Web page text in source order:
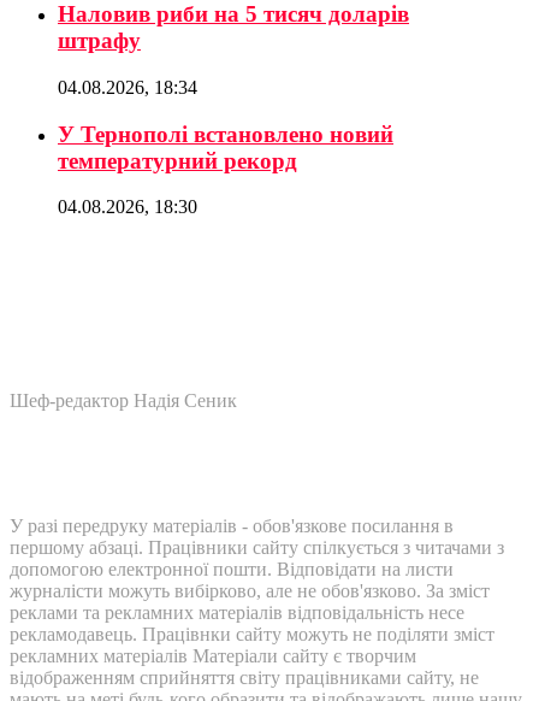
Наловив риби на 5 тисяч доларів
штрафу
04.08.2026, 18:34
У Тернополі встановлено новий
температурний рекорд
04.08.2026, 18:30
Шеф-редактор Надія Сеник
У разі передруку матеріалів - обов'язкове посилання в
першому абзаці. Працівники сайту спілкується з читачами з
допомогою електронної пошти. Відповідати на листи
журналісти можуть вибірково, але не обов'язково. За зміст
реклами та рекламних матеріалів відповідальність несе
рекламодавець. Працівнки сайту можуть не поділяти зміст
рекламних матеріалів Матеріали сайту є творчим
відображенням сприйняття світу працівниками сайту, не